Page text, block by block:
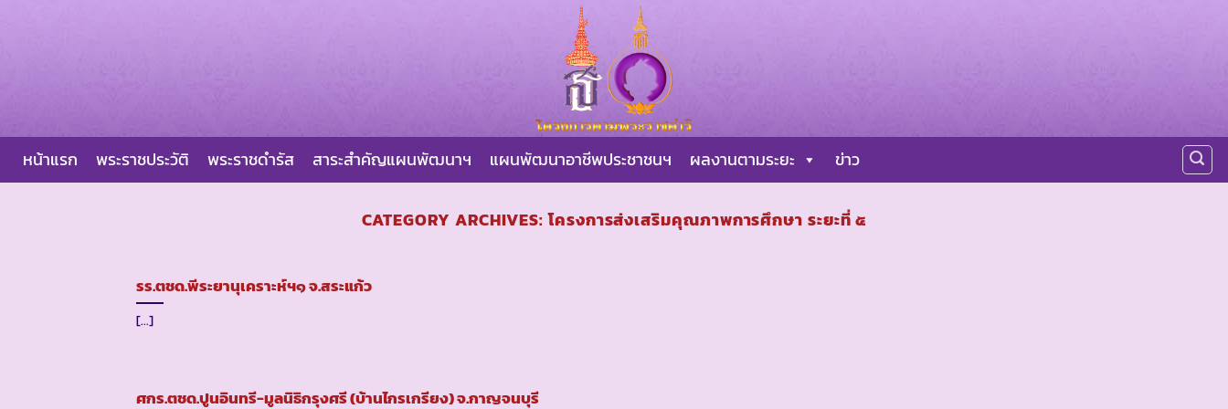
หน้าแรก พระราชประวัติ พระราชดำรัส สาระสำคัญแผนพัฒนาฯ แผนพัฒนาอาชีพประชาชนฯ ผลงานตามระยะ ข่าว
CATEGORY ARCHIVES:โครงการส่งเสริมคุณภาพการศึกษา ระยะที่ ๕
รร.ตชด.พีระยานุเคราะห์ฯ๑ จ.สระแก้ว
[...]
ศกร.ตชด.ปูนอินทรี-มูลนิธิกรุงศรี (บ้านไกรเกรียง) จ.กาญจนบุรี